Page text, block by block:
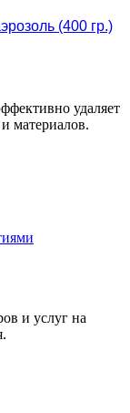
(400 гр.)
удаляет
материалов.
и услуг на